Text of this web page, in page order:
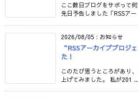
ここ数日ブログをサボって
先日予告しました「RSSアー
2026/08/05 : お知らせ
“RSSアーカイブプロジ
た！
このたび思うところがあり
上げてみました。 私が201 ...